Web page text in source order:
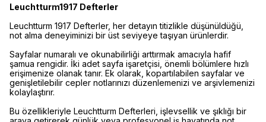
Leuchtturm1917 Defterler
Leuchtturm 1917 Defterler, her detayın titizlikle düşünüldüğü,
not alma deneyiminizi bir üst seviyeye taşıyan ürünlerdir.
Sayfalar numaralı ve okunabilirliği arttırmak amacıyla hafif
şamua rengidir. İki adet sayfa işaretçisi, önemli bölümlere hızlı
erişimenize olanak tanır. Ek olarak, kopartılabilen sayfalar ve
genişletilebilir cepler notlarınızı düzenlemenizi ve arşivlemenizi
kolaylaştırır.
Bu özellikleriyle Leuchtturm Defterleri, işlevsellik ve şıklığı bir